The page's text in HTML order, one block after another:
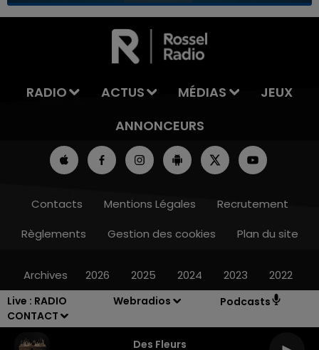
Live : RADIO
CONTACT
Webradios Podcasts
Des Fleurs
LA TEAM DE L'ÉTÉ
RADIO ACTUS MÉDIAS
JEUX
ANNONCEURS
Contacts Mentions Légales
Recrutement
Règlements
Gestion des cookies Plan du site
Archives 2026 2025 2024 2023 2022